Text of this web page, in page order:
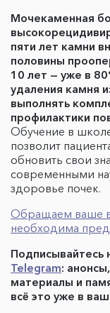
Мочекаменная
пяти лет камни
половины
10 лет — уже в
удаления камня
выполнять
профилактики
Обучение в
позволит
обновить свои
современными
здоровье почек.
Обращаем ваше
необходима
Подписывайтесь
Telegram:
материалы и
всё это уже в